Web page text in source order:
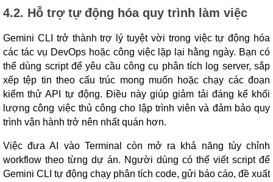
4.2. Hỗ trợ tự động hóa quy trình làm việc
Gemini CLI trở thành trợ lý tuyệt vời trong việc tự động hóa
các tác vụ DevOps hoặc công việc lặp lại hằng ngày. Bạn có
thể dùng script để yêu cầu công cụ phân tích log server, sắp
xếp tệp tin theo cấu trúc mong muốn hoặc chạy các đoạn
kiểm thử API tự động. Điều này giúp giảm tải đáng kể khối
lượng công việc thủ công cho lập trình viên và đảm bảo quy
trình vận hành trở nên nhất quán hơn.
Việc đưa AI vào Terminal còn mở ra khả năng tùy chỉnh
workflow theo từng dự án. Người dùng có thể viết script để
Gemini CLI tự động chạy phân tích code, gửi báo cáo, đề xuất